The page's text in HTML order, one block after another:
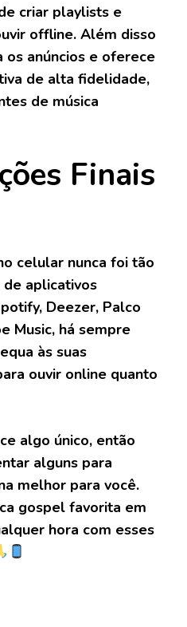
criar playlists e
offline. Além disso
os anúncios e oferece
de alta fidelidade,
de música
Finais
celular nunca foi tão
aplicativos
Deezer, Palco
Music, há sempre
às suas
ouvir online quanto
algo único, então
alguns para
melhor para você.
gospel favorita em
hora com esses